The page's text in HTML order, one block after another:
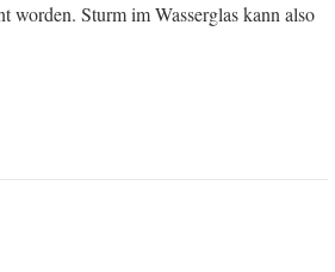
worden. Sturm im Wasserglas kann also